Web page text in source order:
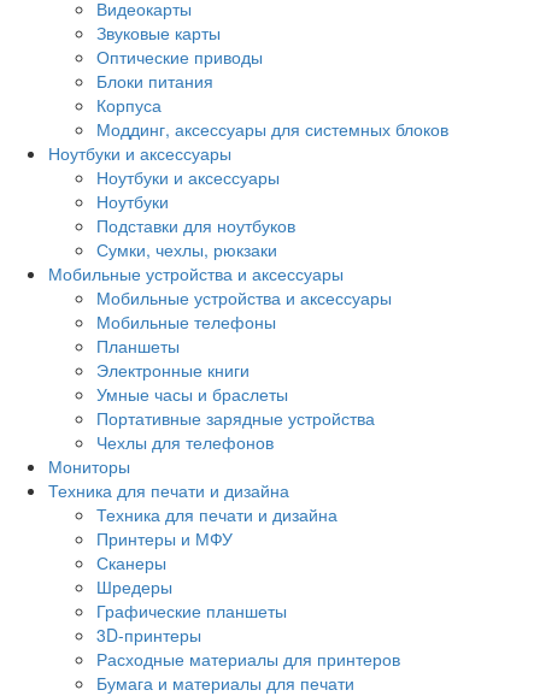
Видеокарты
Звуковые карты
Оптические приводы
Блоки питания
Корпуса
Моддинг, аксессуары для системных блоков
Ноутбуки и аксессуары
Ноутбуки и аксессуары
Ноутбуки
Подставки для ноутбуков
Сумки, чехлы, рюкзаки
Мобильные устройства и аксессуары
Мобильные устройства и аксессуары
Мобильные телефоны
Планшеты
Электронные книги
Умные часы и браслеты
Портативные зарядные устройства
Чехлы для телефонов
Мониторы
Техника для печати и дизайна
Техника для печати и дизайна
Принтеры и МФУ
Сканеры
Шредеры
Графические планшеты
3D-принтеры
Расходные материалы для принтеров
Бумага и материалы для печати